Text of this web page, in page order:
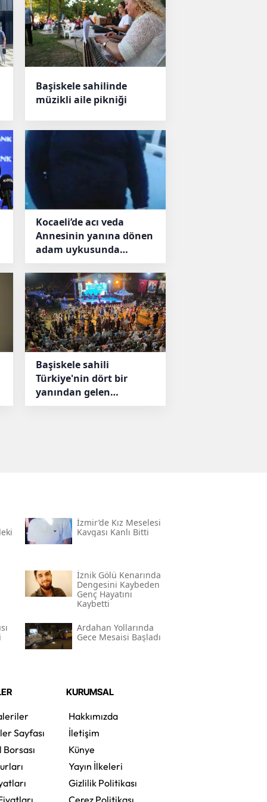
Başiskele sahilinde
müzikli aile pikniği
Kocaeli’de acı veda
Annesinin yanına dönen
adam uykusunda
yaşamını yitirdi
Başiskele sahili
Türkiye'nin dört bir
yanından gelen
lezzetlerle şenlendi
İzmir’de Kız Meselesi
Kavgası Kanlı Bitti
İznik Gölü Kenarında
Dengesini Kaybeden
Genç Hayatını
Kaybetti
Ardahan Yollarında
Gece Mesaisi Başladı
Sayfası
KURUMSAL
Hakkımızda
İletişim
Künye
Yayın İlkeleri
Gizlilik Politikası